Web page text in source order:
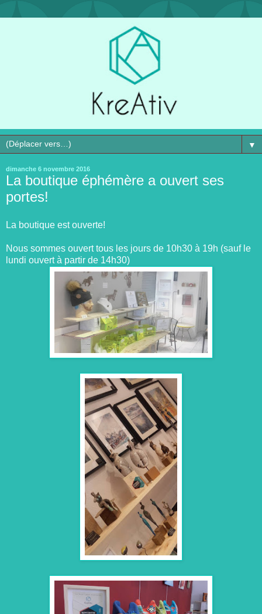
▼
dimanche 6 novembre 2016
La boutique éphémère a ouvert ses
portes!
La boutique est ouverte!
Nous sommes ouvert tous les jours de 10h30 à 19h (sauf le
lundi ouvert à partir de 14h30)